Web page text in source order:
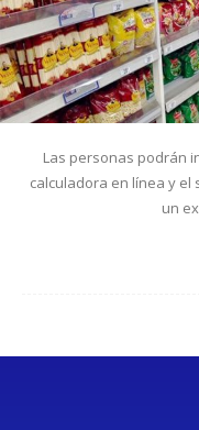
Las personas podrán
calculadora en línea y
un